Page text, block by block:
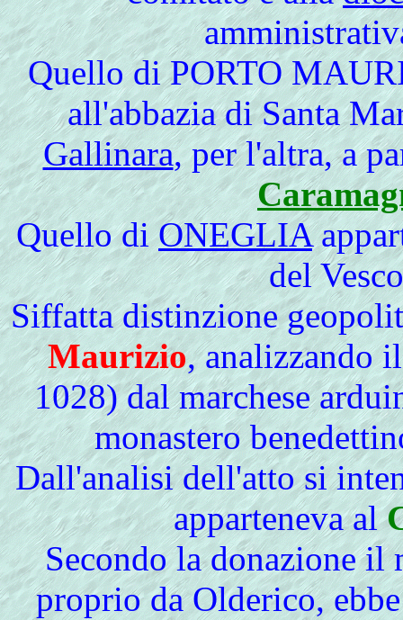
Quello diPORTO
all'abbazia di Santa
Gallinara, per l'altra, a
Quello diONEGLIA
del
Siffatta distinzione
Maurizio, analizzando
1028) dal marchese
monastero
Dall'analisi dell'atto si
apparteneva al
Secondo la donazione il
proprio da Olderico,